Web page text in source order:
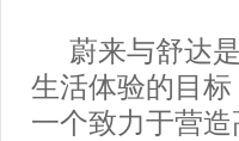
蔚来与舒达
生活体验的目
一个致力于营